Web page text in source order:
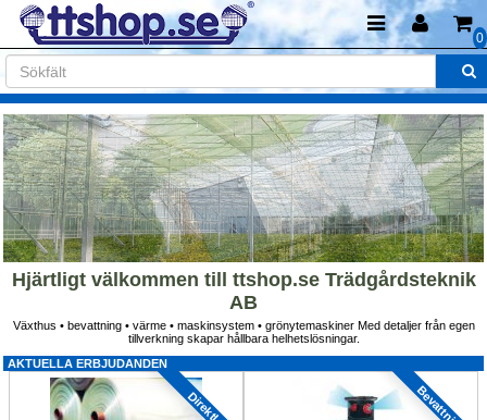
0
Hjärtligt välkommen till ttshop.se Trädgårdsteknik
AB
Växthus • bevattning • värme • maskinsystem • grönytemaskiner Med detaljer från egen
tillverkning skapar hållbara helhetslösningar.
AKTUELLA ERBJUDANDEN